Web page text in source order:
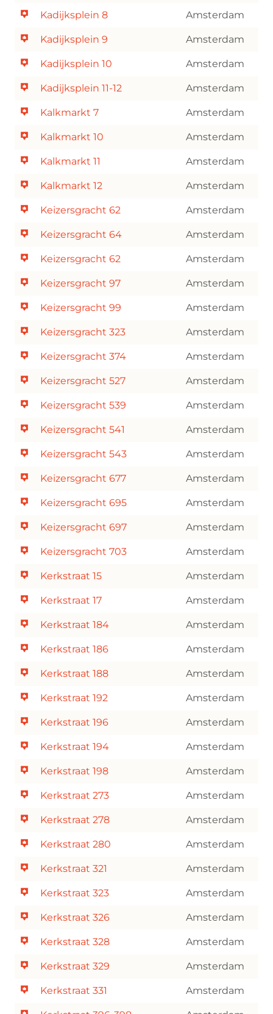
Kadijksplein 8 Amsterdam
Kadijksplein 9 Amsterdam
Kadijksplein 10 Amsterdam
Kadijksplein 11-12 Amsterdam
Kalkmarkt 7 Amsterdam
Kalkmarkt 10 Amsterdam
Kalkmarkt 11 Amsterdam
Kalkmarkt 12 Amsterdam
Keizersgracht 62 Amsterdam
Keizersgracht 64 Amsterdam
Keizersgracht 62 Amsterdam
Keizersgracht 97 Amsterdam
Keizersgracht 99 Amsterdam
Keizersgracht 323 Amsterdam
Keizersgracht 374 Amsterdam
Keizersgracht 527 Amsterdam
Keizersgracht 539 Amsterdam
Keizersgracht 541 Amsterdam
Keizersgracht 543 Amsterdam
Keizersgracht 677 Amsterdam
Keizersgracht 695 Amsterdam
Keizersgracht 697 Amsterdam
Keizersgracht 703 Amsterdam
Kerkstraat 15 Amsterdam
Kerkstraat 17 Amsterdam
Kerkstraat 184 Amsterdam
Kerkstraat 186 Amsterdam
Kerkstraat 188 Amsterdam
Kerkstraat 192 Amsterdam
Kerkstraat 196 Amsterdam
Kerkstraat 194 Amsterdam
Kerkstraat 198 Amsterdam
Kerkstraat 273 Amsterdam
Kerkstraat 278 Amsterdam
Kerkstraat 280 Amsterdam
Kerkstraat 321 Amsterdam
Kerkstraat 323 Amsterdam
Kerkstraat 326 Amsterdam
Kerkstraat 328 Amsterdam
Kerkstraat 329 Amsterdam
Kerkstraat 331 Amsterdam